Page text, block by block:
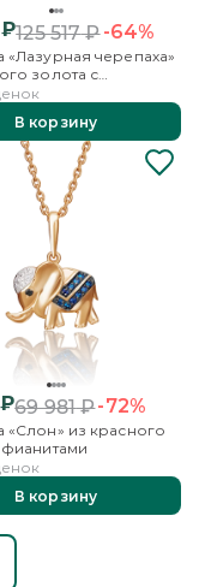
125 517₽-64%
«Лазурная черепаха»
золота с
и эмалью
В корзину
₽69 981₽-72%
«Слон» из красного
фианитами
В корзину